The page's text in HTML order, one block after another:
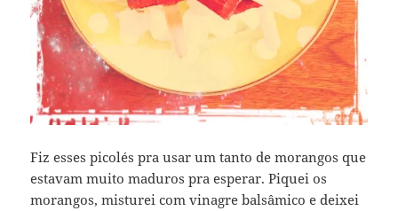
Fiz esses picolés pra usar um tanto de morangos que
estavam muito maduros pra esperar. Piquei os
morangos, misturei com vinagre balsâmico e deixei